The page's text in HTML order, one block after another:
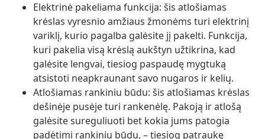
Elektrinė pakeliama funkcija: šis atlošiamas
krėslas vyresnio amžiaus žmonėms turi elektrinį
variklį, kurio pagalba galėsite jį pakelti. Funkcija,
kuri pakelia visą krėslą aukštyn užtikrina, kad
galėsite lengvai, tiesiog paspaudę mygtuką
atsistoti neapkraunant savo nugaros ir kelių.
Atlošiamas rankiniu būdu: šis atlošiamas krėslas
dešinėje pusėje turi rankenėlę. Pakoją ir atlošą
galėsite sureguliuoti bet kokia jums patogia
padėtimi rankiniu būdu, – tiesiog patraukę